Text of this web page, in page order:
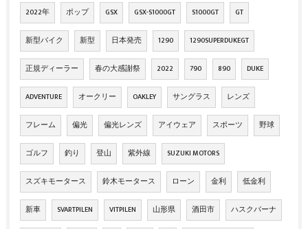
2022年 ポップ GSX GSX-S1000GT S1000GT GT
新型バイク 新型 日本発売 1290 1290SUPERDUKEGT
正規ディーラー 春の大感謝祭 2022 790 890 DUKE
ADVENTURE オークリー OAKLEY サングラス レンズ
フレーム 偏光 偏光レンズ アイウェア スポーツ 野球
ゴルフ 釣り 登山 紫外線 SUZUKI MOTORS
スズキモータース 鈴木モータース ローン 金利 低金利
新車 SVARTPILEN VITPILEN 山形県 酒田市 ハスクバーナ